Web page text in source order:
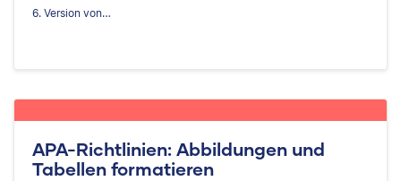
6. Version von…
APA-Richtlinien: Abbildungen und
Tabellen formatieren